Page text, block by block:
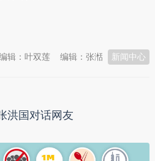
新闻中心
编辑：张湉
辑：叶双莲
洪国对话网友